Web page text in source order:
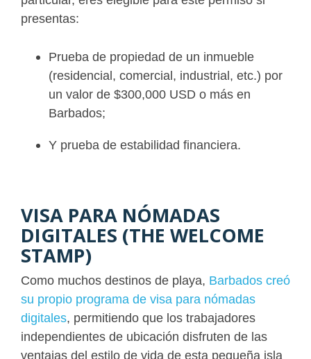
presentas:
Prueba de propiedad de un inmueble
(residencial, comercial, industrial, etc.) por
un valor de $300,000 USD o más en
Barbados;
Y prueba de estabilidad financiera.
VISA PARA NÓMADAS
DIGITALES (THE WELCOME
STAMP)
Como muchos destinos de playa, Barbados creó
su propio programa de visa para nómadas
digitales, permitiendo que los trabajadores
independientes de ubicación disfruten de las
ventajas del estilo de vida de esta pequeña isla